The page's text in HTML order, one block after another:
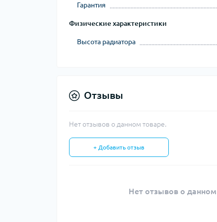
Гарантия
Физические характеристики
Высота радиатора
Отзывы
Нет отзывов о данном товаре.
+ Добавить отзыв
Нет отзывов о данном